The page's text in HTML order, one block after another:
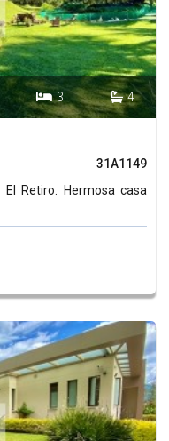
 3  4
31A1149
Retiro. Hermosa casa